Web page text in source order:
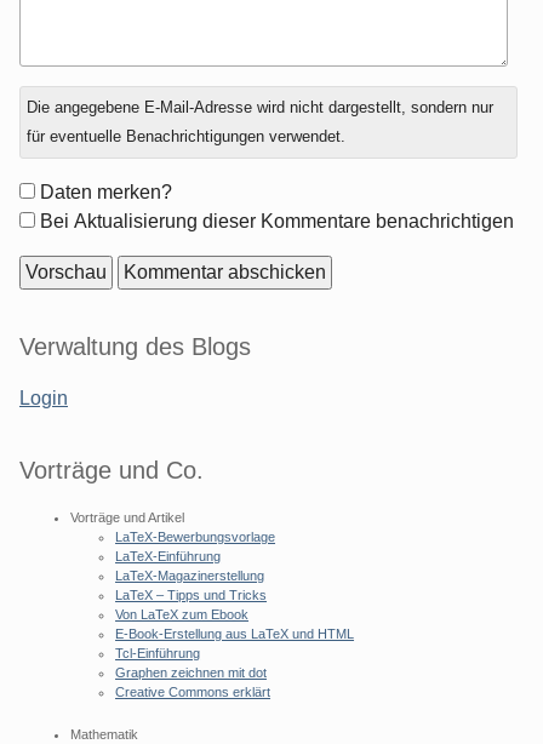
Antwort
zu
Die angegebene E-Mail-Adresse wird nicht dargestellt, sondern nur
für eventuelle Benachrichtigungen verwendet.
Formular-
Optionen
Daten merken?
Bei Aktualisierung dieser Kommentare benachrichtigen
Seitenleiste
Verwaltung des Blogs
Login
Vorträge und Co.
Vorträge und Artikel
LaTeX-Bewerbungsvorlage
LaTeX-Einführung
LaTeX-Magazinerstellung
LaTeX – Tipps und Tricks
Von LaTeX zum Ebook
E-Book-Erstellung aus LaTeX und HTML
Tcl-Einführung
Graphen zeichnen mit dot
Creative Commons erklärt
Mathematik